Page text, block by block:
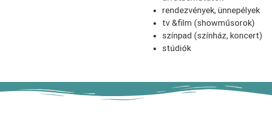
rendezvények, ünnepélyek
tv &film (showműsorok)
színpad (színház, koncert)
stúdiók